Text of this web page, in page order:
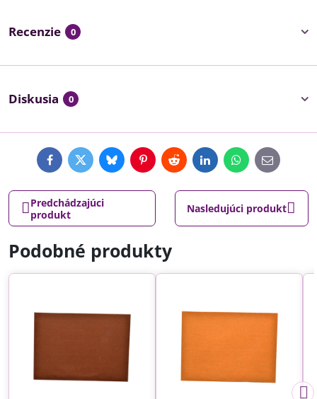
Recenzie 0
Diskusia 0
FacebookTwitterBlueskyPinterestRedditLinkedInWhatsApp
E-
mail
Predchádzajúci
produkt
Nasledujúci produkt
Podobné produkty